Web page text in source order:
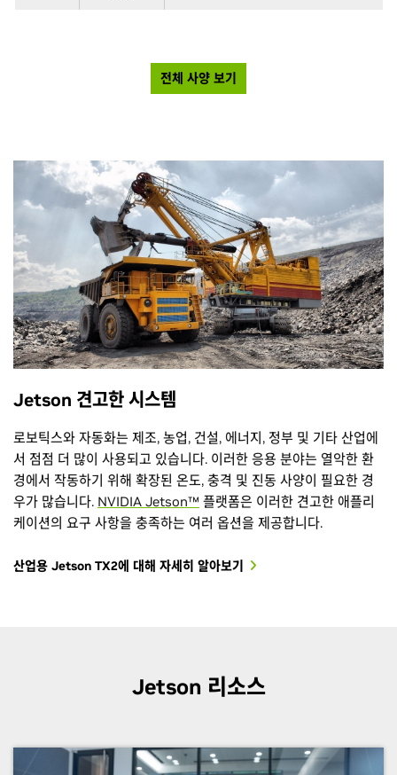
전체 사양 보기
Jetson 견고한 시스템
로보틱스와 자동화는 제조, 농업, 건설, 에너지, 정부 및 기타 산업에
서 점점 더 많이 사용되고 있습니다. 이러한 응용 분야는 열악한 환
경에서 작동하기 위해 확장된 온도, 충격 및 진동 사양이 필요한 경
우가 많습니다. NVIDIA Jetson™ 플랫폼은 이러한 견고한 애플리
케이션의 요구 사항을 충족하는 여러 옵션을 제공합니다.
산업용 Jetson TX2에 대해 자세히 알아보기
Jetson 리소스